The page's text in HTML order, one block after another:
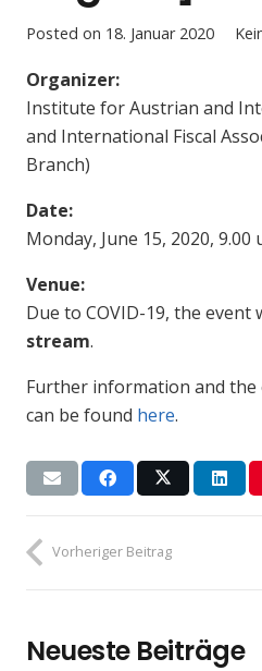
Posted on 18. Januar 2020
Organizer:
Institute for Austrian and
and International Fiscal
Branch)
Date:
Monday, June 15, 2020, 9.00
Venue:
Due to COVID-19, the event
stream.
Further information and
can be found here.
Vorheriger Beitrag
Neueste Beiträge